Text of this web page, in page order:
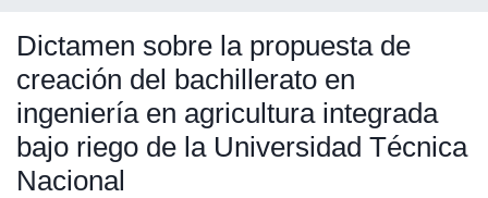
Statistics
Dictamen sobre la propuesta de
creación del bachillerato en
ingeniería en agricultura integrada
bajo riego de la Universidad Técnica
Nacional